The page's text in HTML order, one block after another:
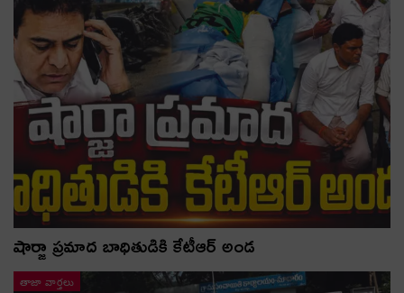
షార్జా ప్రమాద బాధితుడికి కేటీఆర్ అండ
తాజా వార్తలు